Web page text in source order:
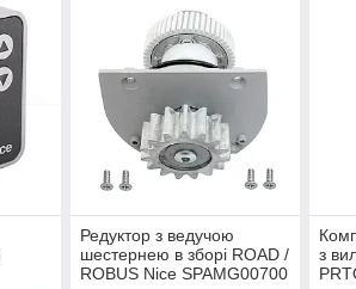
Редуктор з ведучою
шестернею в зборі ROAD /
ROBUS Nice SPAMG00700
з